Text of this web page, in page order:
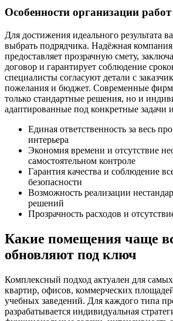
Особенности организации работ
Для достижения идеального результата
выбрать подрядчика. Надёжная компания
предоставляет прозрачную смету,
договор и гарантирует соблюдение
специалисты согласуют детали с
пожелания и бюджет. Современные
только стандартные решения, но и
адаптированные под конкретные задачи
Единая ответственность за весь
интерьера
Экономия времени и отсутствие
самостоятельном контроле
Гарантия качества и соблюдение
безопасности
Возможность реализации
решений
Прозрачность расходов и
Какие помещения чаще
обновляют под ключ
Комплексный подход актуален для
квартир, офисов, коммерческих
учебных заведений. Для каждого типа
разрабатывается индивидуальная